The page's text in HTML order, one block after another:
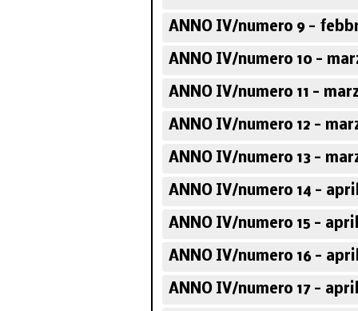
ANNO IV/numero 9 -
ANNO IV/numero 10 -
ANNO IV/numero 11 -
ANNO IV/numero 12 -
ANNO IV/numero 13 -
ANNO IV/numero 14 -
ANNO IV/numero 15 -
ANNO IV/numero 16 -
ANNO IV/numero 17 -